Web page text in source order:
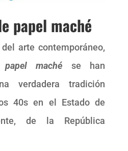
papel maché
arte contemporáneo,
maché se han
verdadera tradición
40s en el Estado de
de la República